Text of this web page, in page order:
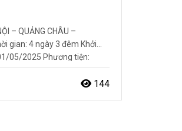
– QUẢNG CHÂU –
gian: 4 ngày 3 đêm Khởi
05/2025 Phương tiện:
QUẢNG CHÂU Hội chợ
144